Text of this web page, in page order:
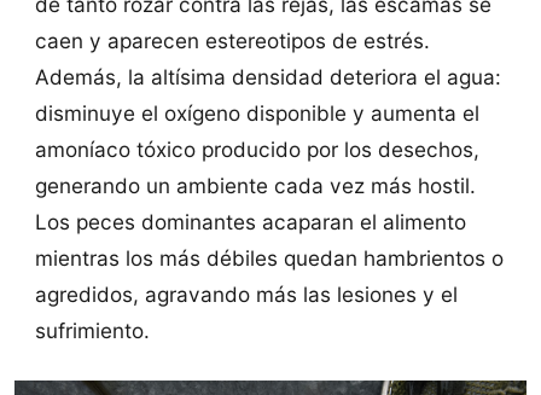
caen y aparecen estereotipos de estrés.
Además, la altísima densidad deteriora el agua:
disminuye el oxígeno disponible y aumenta el
amoníaco tóxico producido por los desechos,
generando un ambiente cada vez más hostil.
Los peces dominantes acaparan el alimento
mientras los más débiles quedan hambrientos o
agredidos, agravando más las lesiones y el
sufrimiento.